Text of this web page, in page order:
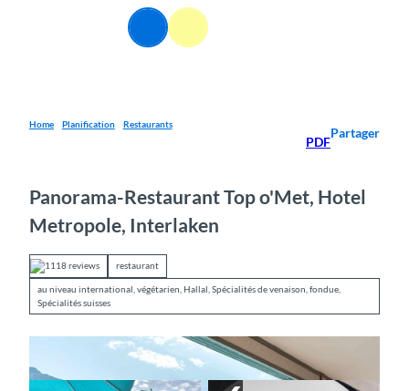
Recherche
Menu
Home Planification Restaurants
PDF
Partager
Panorama-Restaurant Top o'Met, Hotel
Metropole, Interlaken
1118 reviews restaurant
au niveau international, végétarien, Hallal, Spécialités de venaison, fondue,
Spécialités suisses